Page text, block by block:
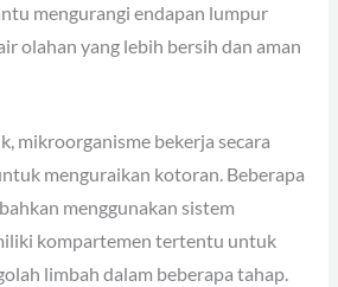
mengurangi endapan lumpur
olahan yang lebih bersih dan aman
mikroorganisme bekerja secara
menguraikan kotoran. Beberapa
menggunakan sistem
kompartemen tertentu untuk
limbah dalam beberapa tahap.